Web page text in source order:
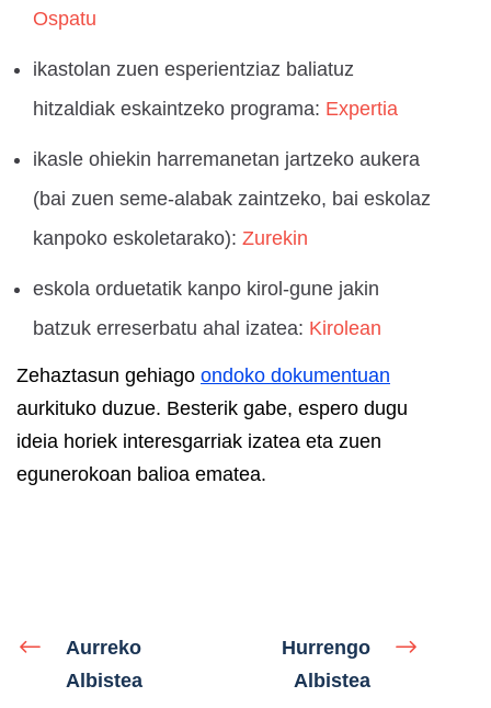
Ospatu
ikastolan zuen esperientziaz baliatuz
hitzaldiak eskaintzeko programa: Expertia
ikasle ohiekin harremanetan jartzeko aukera
(bai zuen seme-alabak zaintzeko, bai eskolaz
kanpoko eskoletarako): Zurekin
eskola orduetatik kanpo kirol-gune jakin
batzuk erreserbatu ahal izatea: Kirolean
Zehaztasun gehiago ondoko dokumentuan
aurkituko duzue. Besterik gabe, espero dugu
ideia horiek interesgarriak izatea eta zuen
egunerokoan balioa ematea.
Aurreko
Albistea
Hurrengo
Albistea